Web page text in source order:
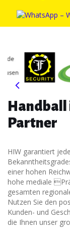
Handball
Partner
HIW garantiert
einer hohen
hohe mediale
gesamten
Nutzen Sie den
Kunden- und
die Ihnen unser